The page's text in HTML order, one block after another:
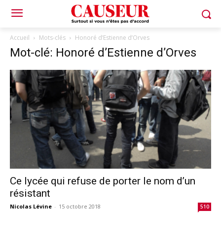
Accueil Mots-clés Honoré d’Estienne d’Orves
Mot-clé: Honoré d’Estienne d’Orves
Ce lycée qui refuse de porter le nom d’un
résistant
Nicolas Lévine - 15 octobre 2018 510